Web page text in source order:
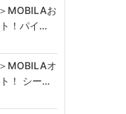
MOBILAお
！パイ…
MOBILAオ
！ シー…